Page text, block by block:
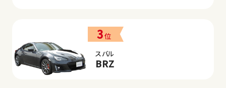
3位
スバル
BRZ